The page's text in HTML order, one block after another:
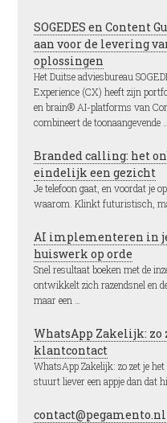
SOGEDES en Content
aan voor de levering
oplossingen
Het Duitse adviesbureau
Experience (CX) heeft zijn
en brain® AI-platforms van
combineert de toonaangevende …
Branded calling: het
eindelijk een gezicht
Je telefoon gaat, en voordat je
waarom. Klinkt futuristisch,
AI implementeren in
huiswerk op orde
Snel resultaat boeken met de
ontwikkelt zich razendsnel en
maar een …
WhatsApp Zakelijk:
klantcontact
WhatsApp Zakelijk: zo zet je
stuurt liever een appje dan dat
contact@pegamento.nl